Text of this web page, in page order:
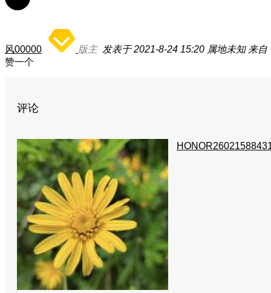
风00000 版主 发表于 2021-8-24 15:20 属地未知 来自
赞一个
评论